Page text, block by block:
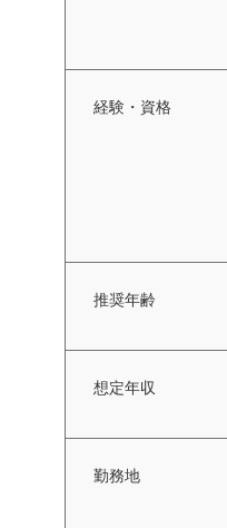
経験・資格
推奨年齢
想定年収
勤務地